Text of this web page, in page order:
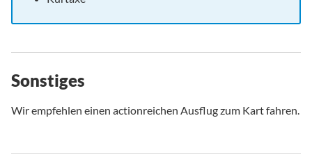
Sonstiges
Wir empfehlen einen actionreichen Ausflug zum Kart fahren.